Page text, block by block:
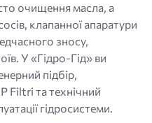
очищення масла, а
клапанної апаратури
зносу,
У «Гідро-Гід» ви
підбір,
Filtri та технічний
гідросистеми.